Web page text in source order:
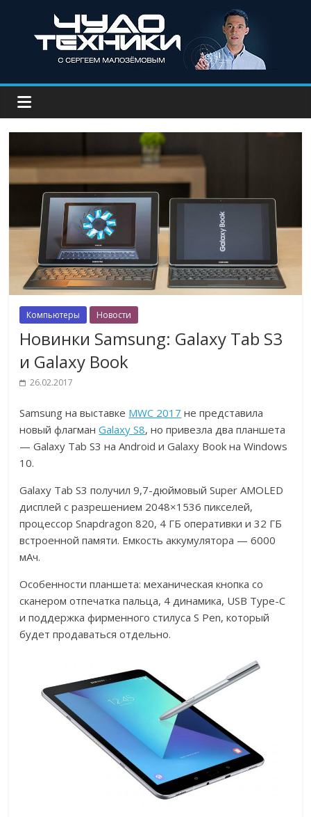
Компьютеры Новости
Новинки Samsung: Galaxy Tab S3
и Galaxy Book
26.02.2017
Samsung на выставке MWC 2017 не представила
новый флагманGalaxy S8, но привезла два планшета
— Galaxy Tab S3 на Android и Galaxy Book на Windows
10.
Galaxy Tab S3 получил 9,7-дюймовый Super AMOLED
дисплей с разрешением 2048×1536 пикселей,
процессор Snapdragon 820, 4 ГБ оперативки и 32 ГБ
встроенной памяти. Емкость аккумулятора — 6000
мАч.
Особенности планшета: механическая кнопка со
сканером отпечатка пальца, 4 динамика, USB Type-C
и поддержка фирменного стилуса S Pen, который
будет продаваться отдельно.